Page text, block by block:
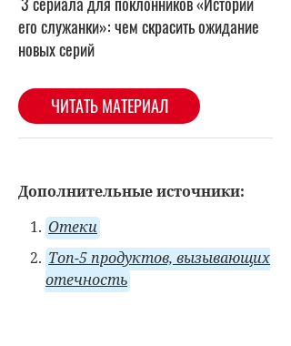
Дополнительныеисточники:
Отеки
Топ-5 продуктов, вызывающих
отечность